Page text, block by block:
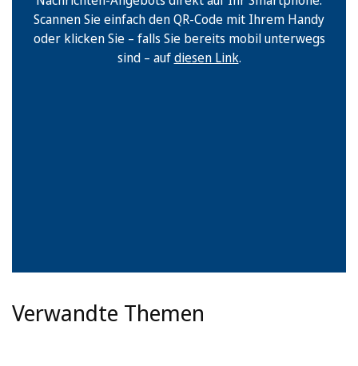
Scannen Sie einfach den QR-Code mit Ihrem Handy
oder klicken Sie – falls Sie bereits mobil unterwegs
sind – aufdiesen Link.
Verwandte Themen